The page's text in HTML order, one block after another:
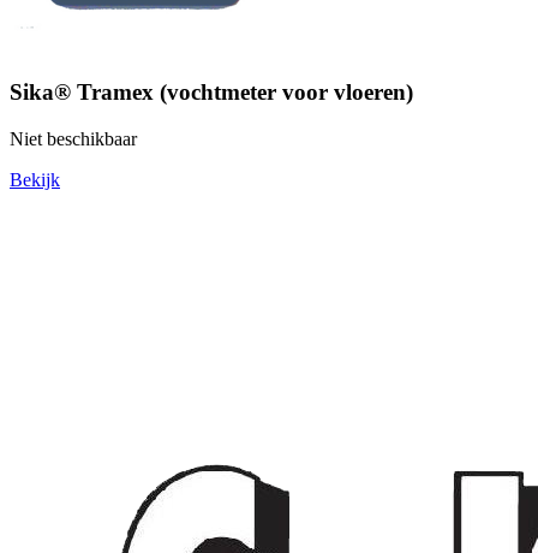
Sika® Tramex (vochtmeter voor vloeren)
Niet beschikbaar
Bekijk